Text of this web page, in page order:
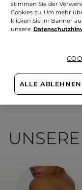
Diese Seite
Die Seite,
UNSERE
stimmen Sie der
Cookies zu. Um mehr
klicken Sie im Banner
unsere
ALLE ABLEHNEN